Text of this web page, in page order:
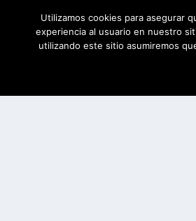
Utilizamos cookies para asegurar
experiencia al usuario en nuestro
utilizando este sitio asumiremos